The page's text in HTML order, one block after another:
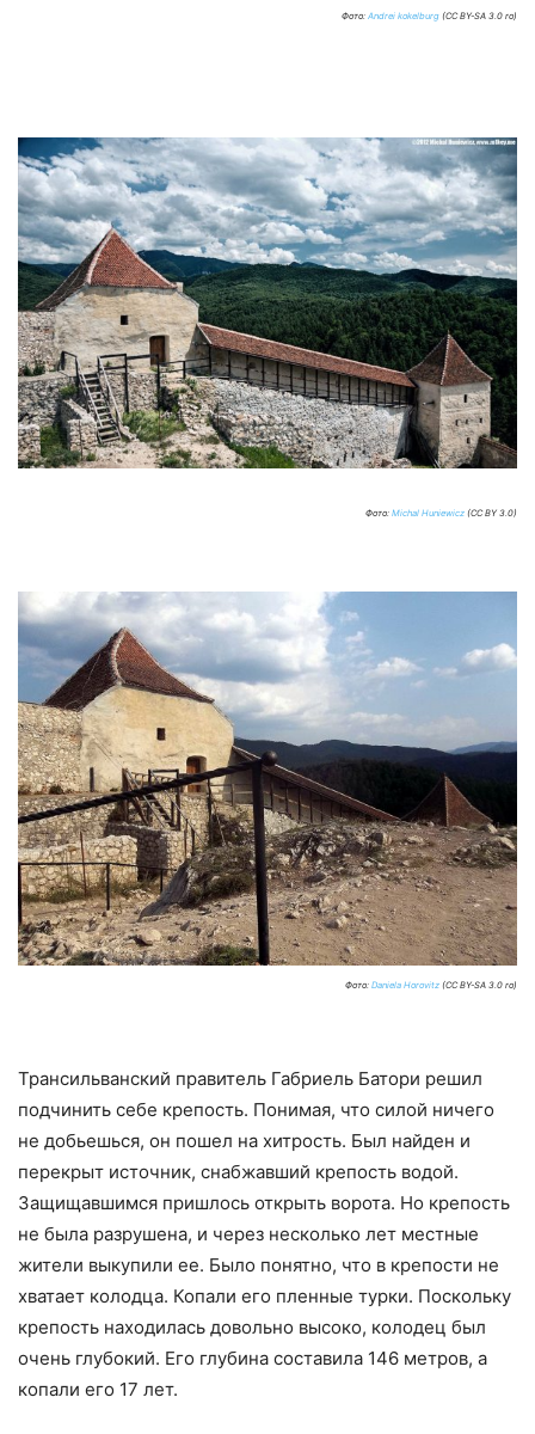
Фото: Andrei kokelburg (CC BY-SA 3.0 ro)
Фото: Michal Huniewicz (CC BY 3.0)
Фото: Daniela Horovitz (CC BY-SA 3.0 ro)
Трансильванский правитель Габриель Батори решил
подчинить себе крепость. Понимая, что силой ничего
не добьешься, он пошел на хитрость. Был найден и
перекрыт источник, снабжавший крепость водой.
Защищавшимся пришлось открыть ворота. Но крепость
не была разрушена, и через несколько лет местные
жители выкупили ее. Было понятно, что в крепости не
хватает колодца. Копали его пленные турки. Поскольку
крепость находилась довольно высоко, колодец был
очень глубокий. Его глубина составила 146 метров, а
копали его 17 лет.